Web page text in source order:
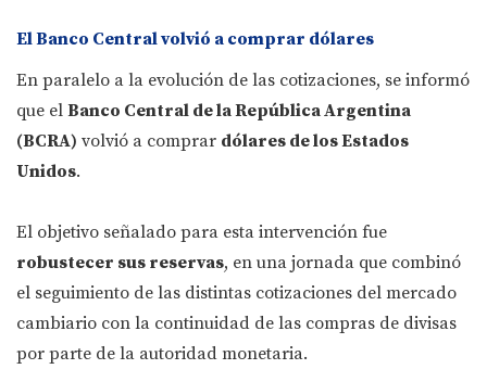
El Banco Central volvió a comprar dólares
En paralelo a la evolución de las cotizaciones, se informó
que el Banco Central de la República Argentina
(BCRA) volvió a comprar dólares de los Estados
Unidos.
El objetivo señalado para esta intervención fue
robustecer sus reservas, en una jornada que combinó
el seguimiento de las distintas cotizaciones del mercado
cambiario con la continuidad de las compras de divisas
por parte de la autoridad monetaria.